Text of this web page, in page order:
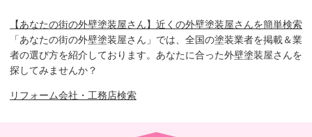
【あなたの街の外壁塗装屋さん】近くの外壁塗装屋さんを簡単検索
「あなたの街の外壁塗装屋さん」では、全国の塗装業者を掲載＆業
者の選び方を紹介しております。あなたに合った外壁塗装屋さんを
探してみませんか？
リフォーム会社・工務店検索